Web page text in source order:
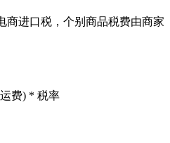
商进口税，个别商品税费由商家
费) * 税率